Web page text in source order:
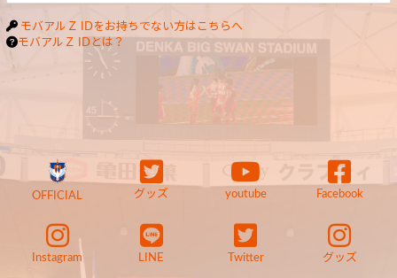
モバアルＺ IDをお持ちでない方はこちらへ
モバアルＺ IDとは？
OFFICIAL グッズ youtube Facebook
Instagram LINE Twitter グッズ